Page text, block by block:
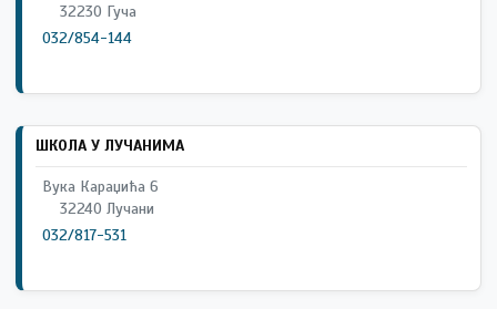
32230 Гуча
032/854-144
ШКОЛА У ЛУЧАНИМА
Вука Караџића 6
32240 Лучани
032/817-531